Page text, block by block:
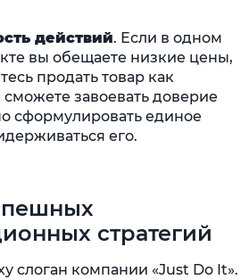
действий. Если в одном
вы обещаете низкие цены,
продать товар как
завоевать доверие
сформулировать единое
его.
стратегий
слоган компании «Just Do It».